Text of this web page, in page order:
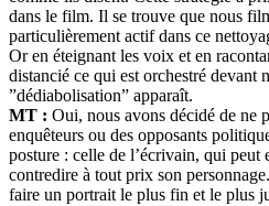
dans le film. Il se trouve que nous
particulièrement actif dans ce
Or en éteignant les voix et en
distancié ce qui est orchestré devant
”dédiabolisation” apparaît.
MT : Oui, nous avons décidé de ne
enquêteurs ou des opposants
posture : celle de l’écrivain, qui peut
contredire à tout prix son
faire un portrait le plus fin et le plus